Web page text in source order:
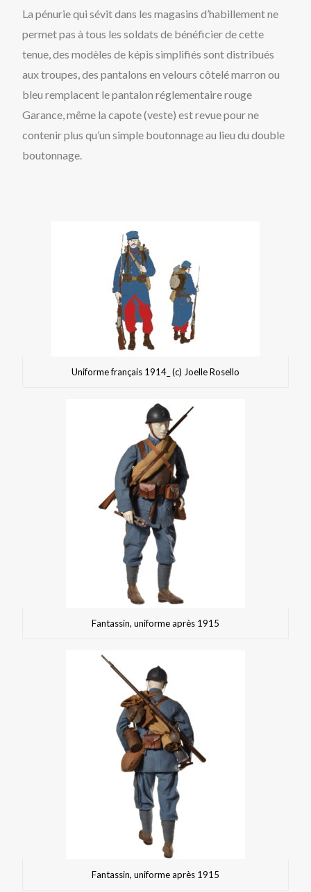
La pénurie qui sévit dans les magasins d’habillement ne
permet pas à tous les soldats de bénéficier de cette
tenue, des modèles de képis simplifiés sont distribués
aux troupes, des pantalons en velours côtelé marron ou
bleu remplacent le pantalon réglementaire rouge
Garance, même la capote (veste) est revue pour ne
contenir plus qu’un simple boutonnage au lieu du double
boutonnage.
Uniforme français 1914_ (c) Joelle Rosello
Fantassin, uniforme après 1915
Fantassin, uniforme après 1915